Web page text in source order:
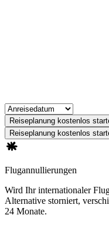
Reiseplanung kostenlos
Reiseplanung kostenlos
Flugannullierungen
Wird Ihr internationaler
Alternative storniert,
24 Monate.